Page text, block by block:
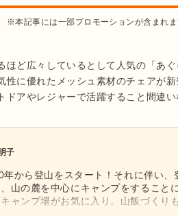
※本記事には一部プロモーションが含まれ
ほど広々しているとして人気の「あ
性に優れたメッシュ素材のチェアが
ドアやレジャーで活躍すること間違い
子
年から登山をスタート！それに伴い
、山の麓を中心にキャンプをすること
ャンプ場がお気に入り。山飯づくり